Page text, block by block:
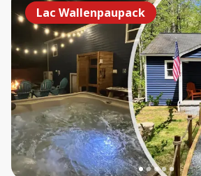
Lac Wallenpaupack